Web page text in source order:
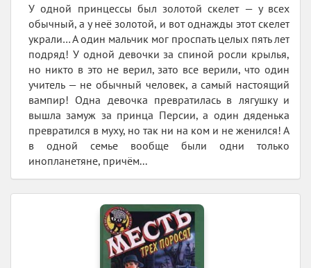
У одной принцессы был золотой скелет — у всех
обычный, а у неё золотой, и вот однажды этот скелет
украли… А один мальчик мог проспать целых пять лет
подряд! У одной девочки за спиной росли крылья,
но никто в это не верил, зато все верили, что один
учитель — не обычный человек, а самый настоящий
вампир! Одна девочка превратилась в лягушку и
вышла замуж за принца Персии, а один дяденька
превратился в муху, но так ни на ком и не женился! А
в одной семье вообще были одни только
инопланетяне, причём...